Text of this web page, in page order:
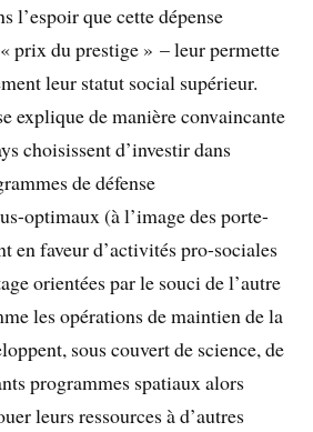
l’espoir que cette dépense
prix du prestige » – leur permette
leur statut social supérieur.
explique de manière convaincante
choisissent d’investir dans
de défense
optimaux (à l’image des porte-
en faveur d’activités pro-sociales
orientées par le souci de l’autre
les opérations de maintien de la
sous couvert de science, de
programmes spatiaux alors
leurs ressources à d’autres